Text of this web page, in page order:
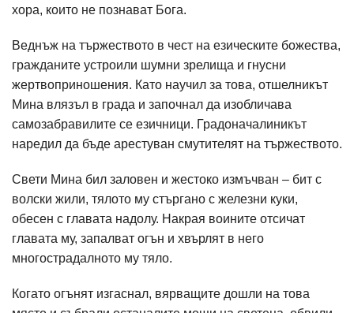
хора, които не познават Бога.
Веднъж на тържеството в чест на езическите божества,
гражданите устроили шумни зрелища и гнусни
жертвоприношения. Като научил за това, отшелникът
Мина влязъл в града и започнал да изобличава
самозабравилите се езичници. Градоначалиникът
наредил да бъде арестуван смутителят на тържеството.
Свети Мина бил заловен и жестоко измъчван – бит с
волски жили, тялото му стъргано с железни куки,
обесен с главата надолу. Накрая воините отсичат
главата му, запалват огън и хвърлят в него
многострадалното му тяло.
Когато огънят изгаснал, вярващите дошли на това